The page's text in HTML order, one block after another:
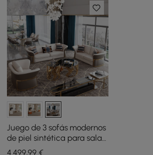
Juego de 3 sofás modernos
de piel sintética para sala
de estar en color marrón y
4.499,99 €